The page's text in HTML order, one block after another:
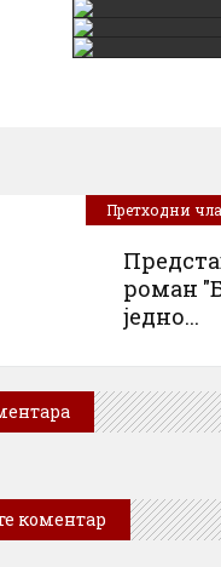
Претходни
роман
једно...
коментар